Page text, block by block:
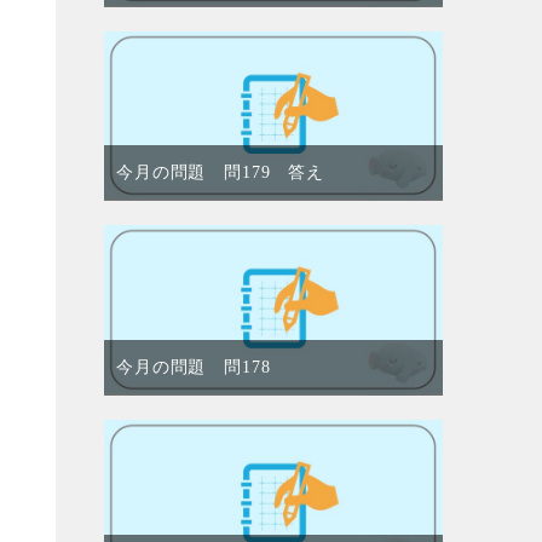
今月の問題 問179 答え
今月の問題 問178